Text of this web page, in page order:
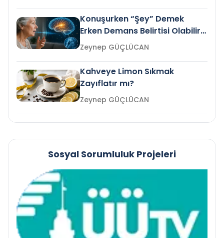
Konuşurken “Şey” Demek
Erken Demans Belirtisi Olabilir
mi?
Zeynep GÜÇLÜCAN
Kahveye Limon Sıkmak
Zayıflatır mı?
Zeynep GÜÇLÜCAN
Sosyal Sorumluluk Projeleri